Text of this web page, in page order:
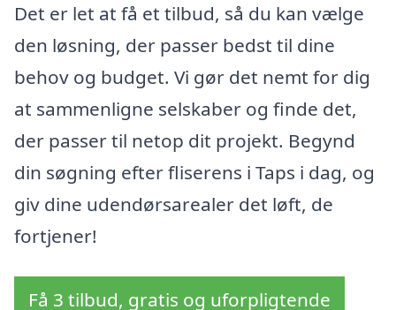
Det er let at få et tilbud, så du kan vælge
den løsning, der passer bedst til dine
behov og budget. Vi gør det nemt for dig
at sammenligne selskaber og finde det,
der passer til netop dit projekt. Begynd
din søgning efter fliserens i Taps i dag, og
giv dine udendørsarealer det løft, de
fortjener!
Få 3 tilbud, gratis og uforpligtende